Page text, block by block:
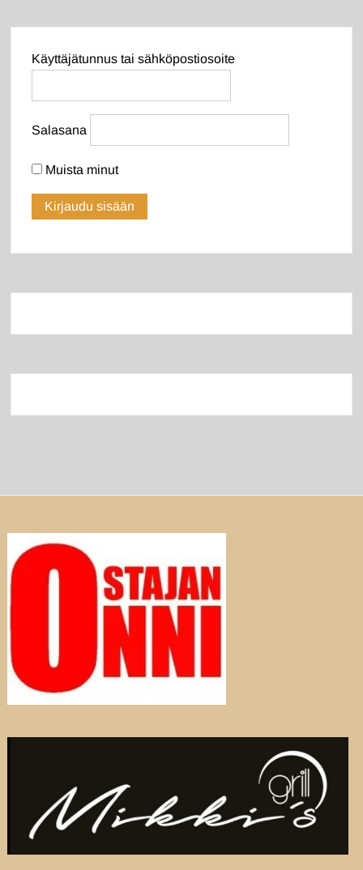
Käyttäjätunnus tai sähköpostiosoite
Salasana
Muista minut